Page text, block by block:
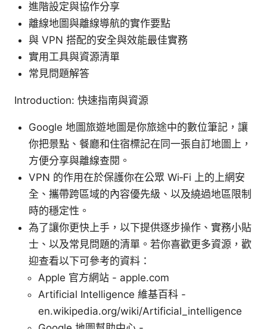
進階設定與協作分享
離線地圖與離線導航的實作要點
與 VPN 搭配的安全與效能最佳實務
實用工具與資源清單
常見問題解答
Introduction: 快速指南與資源
Google 地圖旅遊地圖是你旅途中的數位筆記，讓
你把景點、餐廳和住宿標記在同一張自訂地圖上，
方便分享與離線查閱。
VPN 的作用在於保護你在公眾 Wi‑Fi 上的上網安
全、攜帶跨區域的內容優先級、以及繞過地區限制
時的穩定性。
為了讓你更快上手，以下提供逐步操作、實務小貼
士、以及常見問題的清單。若你喜歡更多資源，歡
迎查看以下可參考的資料：
Apple 官方網站 - apple.com
Artificial Intelligence 維基百科 -
en.wikipedia.org/wiki/Artificial_intelligence